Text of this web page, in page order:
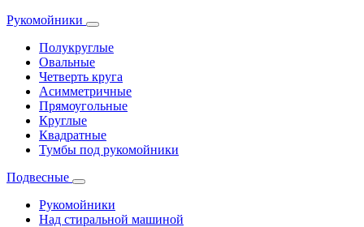
Рукомойники
Полукруглые
Овальные
Четверть круга
Асимметричные
Прямоугольные
Круглые
Квадратные
Тумбы под рукомойники
Подвесные
Рукомойники
Над стиральной машиной